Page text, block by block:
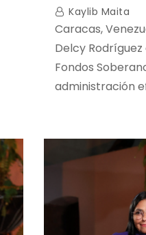
Kaylib Maita
Caracas,
Delcy
Fondos
administración